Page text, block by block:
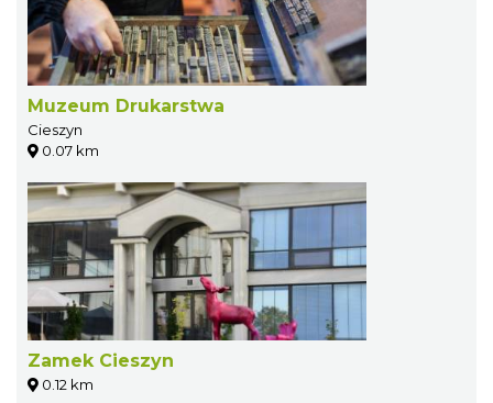
Muzeum Drukarstwa
Cieszyn
0.07 km
Zamek Cieszyn
0.12 km